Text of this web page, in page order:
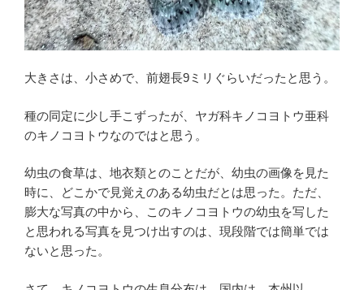
大きさは、小さめで、前翅長9ミリぐらいだったと思う。
種の同定に少し手こずったが、ヤガ科キノコヨトウ亜科
のキノコヨトウなのではと思う。
幼虫の食草は、地衣類とのことだが、幼虫の画像を見た
時に、どこかで見覚えのある幼虫だとは思った。ただ、
膨大な写真の中から、このキノコヨトウの幼虫を写した
と思われる写真を見つけ出すのは、現段階では簡単では
ないと思った。